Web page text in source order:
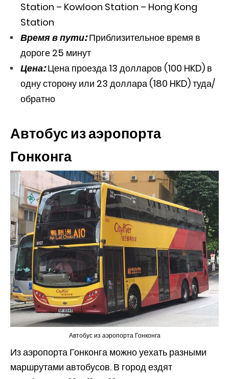
Station – Kowloon Station – Hong Kong
Station
Время в пути:Приблизительное время в
дороге 25 минут
Цена:Цена проезда 13 долларов (100 HKD) в
одну сторону или 23 доллара (180 HKD) туда/
обратно
Автобус из аэропорта
Гонконга
Автобус из аэропорта Гонконга
Из аэропорта Гонконга можно уехать разными
маршрутами автобусов. В город ездят